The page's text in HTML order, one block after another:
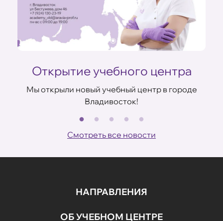
Открытие учебного центра
Мы открыли новый учебный центр в городе
Владивосток!
Смотреть все новости
НАПРАВЛЕНИЯ
ОБ УЧЕБНОМ ЦЕНТРЕ